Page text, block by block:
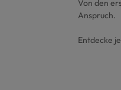
Von den
Anspruch.
Entdecke